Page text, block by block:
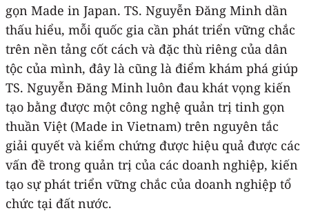
gọn Made in Japan. TS. Nguyễn Đăng Minh dần
thấu hiểu, mỗi quốc gia cần phát triển vững chắc
trên nền tảng cốt cách và đặc thù riêng của dân
tộc của mình, đây là cũng là điểm khám phá giúp
TS. Nguyễn Đăng Minh luôn đau khát vọng kiến
tạo bằng được một công nghệ quản trị tinh gọn
thuần Việt (Made in Vietnam) trên nguyên tắc
giải quyết và kiểm chứng được hiệu quả được các
vấn đề trong quản trị của các doanh nghiệp, kiến
tạo sự phát triển vững chắc của doanh nghiệp tổ
chức tại đất nước.